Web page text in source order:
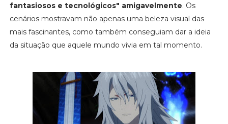
fantasiosos e tecnológicos" amigavelmente. Os
cenários mostravam não apenas uma beleza visual das
mais fascinantes, como também conseguiam dar a ideia
da situação que aquele mundo vivia em tal momento.